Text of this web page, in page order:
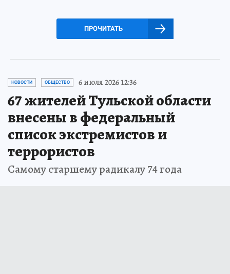
ПРОЧИТАТЬ
НОВОСТИ ОБЩЕСТВО 6 июля 2026 12:36
67 жителей Тульской области
внесены в федеральный
список экстремистов и
террористов
Самому старшему радикалу 74 года